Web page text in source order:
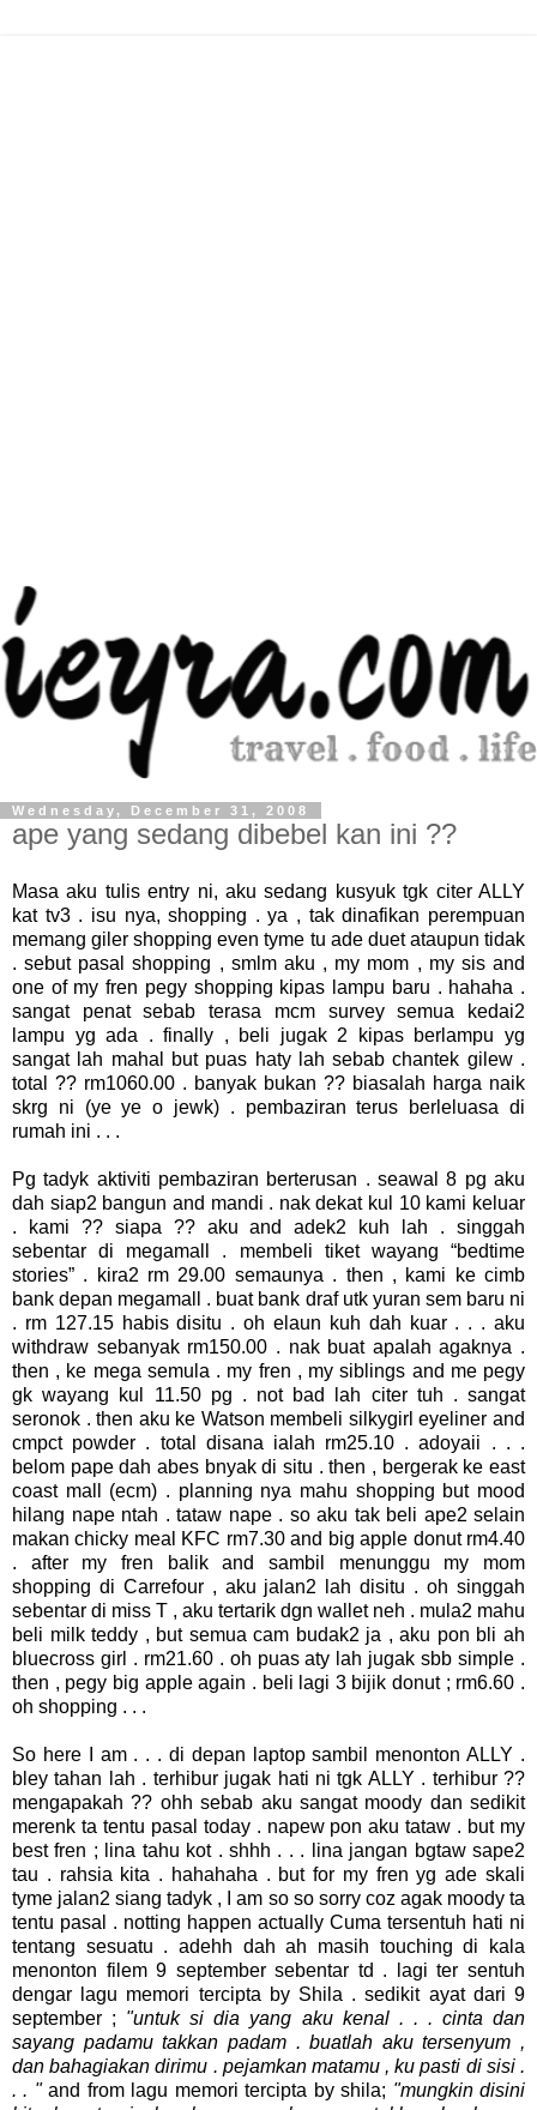
Wednesday, December 31, 2008
ape yang sedang dibebel kan ini ??
Masa aku tulis entry ni, aku sedang kusyuk tgk citer ALLY
kat tv3 . isu nya, shopping . ya , tak dinafikan perempuan
memang giler shopping even tyme tu ade duet ataupun tidak
. sebut pasal shopping , smlm aku , my mom , my sis and
one of my fren pegy shopping kipas lampu baru . hahaha .
sangat penat sebab terasa mcm survey semua kedai2
lampu yg ada . finally , beli jugak 2 kipas berlampu yg
sangat lah mahal but puas haty lah sebab chantek gilew .
total ?? rm1060.00 . banyak bukan ?? biasalah harga naik
skrg ni (ye ye o jewk) . pembaziran terus berleluasa di
rumah ini . . .
Pg tadyk aktiviti pembaziran berterusan . seawal 8 pg aku
dah siap2 bangun and mandi . nak dekat kul 10 kami keluar
. kami ?? siapa ?? aku and adek2 kuh lah . singgah
sebentar di megamall . membeli tiket wayang “bedtime
stories” . kira2 rm 29.00 semaunya . then , kami ke cimb
bank depan megamall . buat bank draf utk yuran sem baru ni
. rm 127.15 habis disitu . oh elaun kuh dah kuar . . . aku
withdraw sebanyak rm150.00 . nak buat apalah agaknya .
then , ke mega semula . my fren , my siblings and me pegy
gk wayang kul 11.50 pg . not bad lah citer tuh . sangat
seronok . then aku ke Watson membeli silkygirl eyeliner and
cmpct powder . total disana ialah rm25.10 . adoyaii . . .
belom pape dah abes bnyak di situ . then , bergerak ke east
coast mall (ecm) . planning nya mahu shopping but mood
hilang nape ntah . tataw nape . so aku tak beli ape2 selain
makan chicky meal KFC rm7.30 and big apple donut rm4.40
. after my fren balik and sambil menunggu my mom
shopping di Carrefour , aku jalan2 lah disitu . oh singgah
sebentar di miss T , aku tertarik dgn wallet neh . mula2 mahu
beli milk teddy , but semua cam budak2 ja , aku pon bli ah
bluecross girl . rm21.60 . oh puas aty lah jugak sbb simple .
then , pegy big apple again . beli lagi 3 bijik donut ; rm6.60 .
oh shopping . . .
So here I am . . . di depan laptop sambil menonton ALLY .
bley tahan lah . terhibur jugak hati ni tgk ALLY . terhibur ??
mengapakah ?? ohh sebab aku sangat moody dan sedikit
merenk ta tentu pasal today . napew pon aku tataw . but my
best fren ; lina tahu kot . shhh . . . lina jangan bgtaw sape2
tau . rahsia kita . hahahaha . but for my fren yg ade skali
tyme jalan2 siang tadyk , I am so so sorry coz agak moody ta
tentu pasal . notting happen actually Cuma tersentuh hati ni
tentang sesuatu . adehh dah ah masih touching di kala
menonton filem 9 september sebentar td . lagi ter sentuh
dengar lagu memori tercipta by Shila . sedikit ayat dari 9
september ; "untuk si dia yang aku kenal . . . cinta dan
sayang padamu takkan padam . buatlah aku tersenyum ,
dan bahagiakan dirimu . pejamkan matamu , ku pasti di sisi .
. . "and from lagu memori tercipta by shila; "mungkin disini